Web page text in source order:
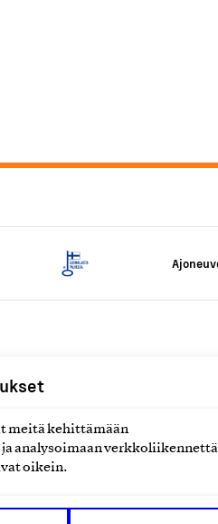
meitä kehittämään
analysoimaan
oikein.
työ ry